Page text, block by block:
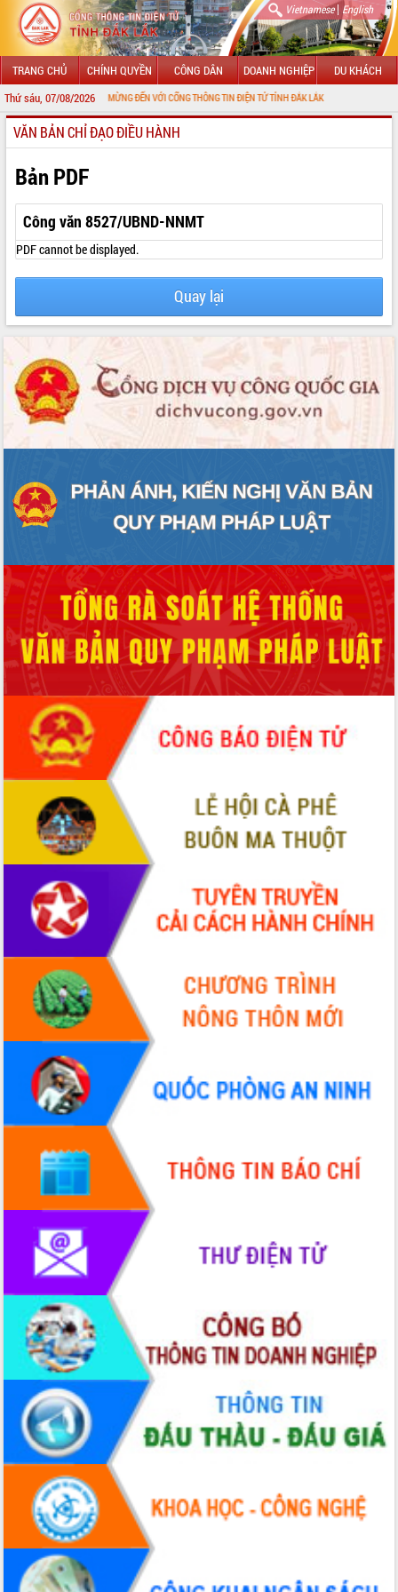
Vietnamese| English
TRANG CHỦ CHÍNH QUYỀN CÔNG DÂN DOANH NGHIỆP DU KHÁCH
Thứ sáu, 07/08/2026
CHÀO MỪNG ĐẾN VỚI CỔNG THÔNG TIN ĐIỆN TỬ TỈNH ĐẮK LẮK
GIỚI THIỆU
LÃNH ĐẠO UBND TỈNH
TIN TỨC SỰ KIỆN
SỞ, BAN, NGÀNH
UBND CÁC XÃ, PHƯỜNG
THÔNG TIN CHỈ ĐẠO ĐIỀU HÀNH
VĂN BẢN HĐND TỈNH
ĐIỂM TIN VĂN BẢN
VIDEO
Không có file video nào để phát.
ALBUM ẢNH
LIÊN KẾT WEB
VĂN BẢN CHỈ ĐẠO ĐIỀU HÀNH
Bản PDF
Công văn 8527/UBND-NNMT
PDF cannot be displayed.
Quay lại